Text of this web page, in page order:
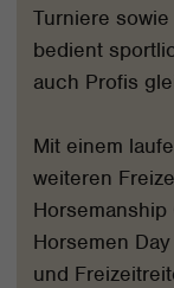
Turniere
bedient
auch Profis
Mit einem
weiteren
Horsemen
und